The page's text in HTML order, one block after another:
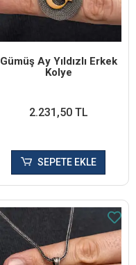
Gümüş Ay Yıldızlı Erkek
Kolye
2.231,50 TL
SEPETE EKLE